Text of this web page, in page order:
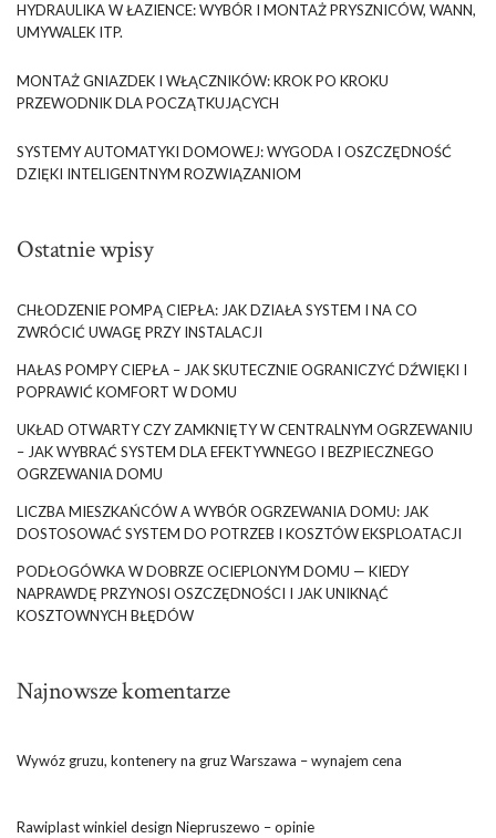
HYDRAULIKA W ŁAZIENCE: WYBÓR I MONTAŻ PRYSZNICÓW, WANN,
UMYWALEK ITP.
MONTAŻ GNIAZDEK I WŁĄCZNIKÓW: KROK PO KROKU
PRZEWODNIK DLA POCZĄTKUJĄCYCH
SYSTEMY AUTOMATYKI DOMOWEJ: WYGODA I OSZCZĘDNOŚĆ
DZIĘKI INTELIGENTNYM ROZWIĄZANIOM
Ostatnie wpisy
CHŁODZENIE POMPĄ CIEPŁA: JAK DZIAŁA SYSTEM I NA CO
ZWRÓCIĆ UWAGĘ PRZY INSTALACJI
HAŁAS POMPY CIEPŁA – JAK SKUTECZNIE OGRANICZYĆ DŹWIĘKI I
POPRAWIĆ KOMFORT W DOMU
UKŁAD OTWARTY CZY ZAMKNIĘTY W CENTRALNYM OGRZEWANIU
– JAK WYBRAĆ SYSTEM DLA EFEKTYWNEGO I BEZPIECZNEGO
OGRZEWANIA DOMU
LICZBA MIESZKAŃCÓW A WYBÓR OGRZEWANIA DOMU: JAK
DOSTOSOWAĆ SYSTEM DO POTRZEB I KOSZTÓW EKSPLOATACJI
PODŁOGÓWKA W DOBRZE OCIEPLONYM DOMU — KIEDY
NAPRAWDĘ PRZYNOSI OSZCZĘDNOŚCI I JAK UNIKNĄĆ
KOSZTOWNYCH BŁĘDÓW
Najnowsze komentarze
Wywóz gruzu, kontenery na gruz Warszawa – wynajem cena
Rawiplast winkiel design Niepruszewo – opinie